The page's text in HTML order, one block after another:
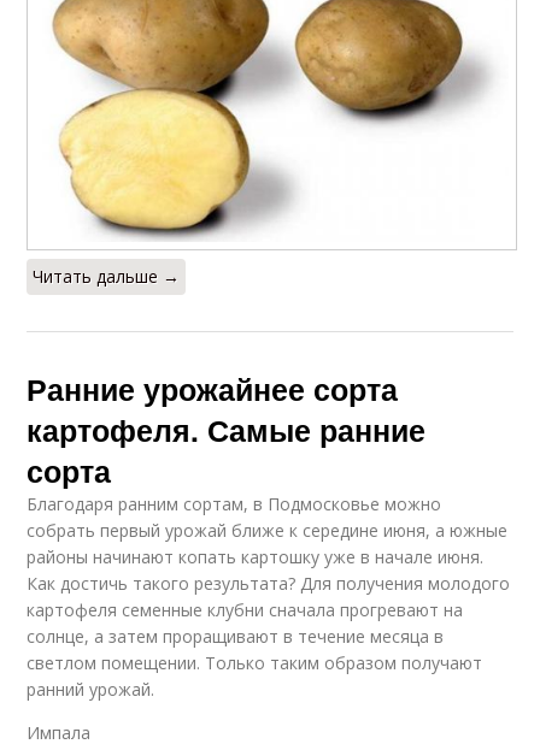
Читать дальше →
Ранние урожайнее сорта
картофеля. Самые ранние
сорта
Благодаря ранним сортам, в Подмосковье можно
собрать первый урожай ближе к середине июня, а южные
районы начинают копать картошку уже в начале июня.
Как достичь такого результата? Для получения молодого
картофеля семенные клубни сначала прогревают на
солнце, а затем проращивают в течение месяца в
светлом помещении. Только таким образом получают
ранний урожай.
Импала